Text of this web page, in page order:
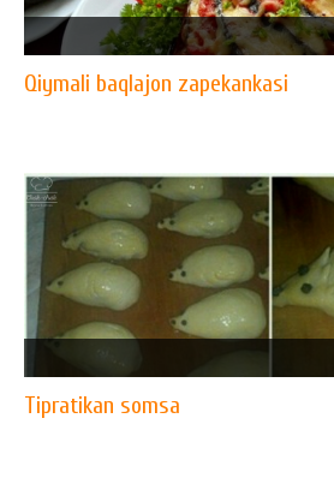
Qiymali baqlajon zapekankasi
Tipratikan somsa